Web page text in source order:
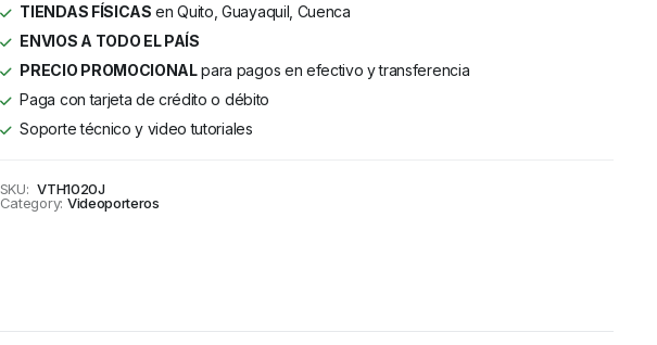
TIENDAS FÍSICAS en Quito, Guayaquil, Cuenca
ENVIOS A TODO EL PAÍS
PRECIO PROMOCIONALpara pagos en efectivo y transferencia
Paga con tarjeta de crédito o débito
Soporte técnico y video tutoriales
SKU: VTH1020J
Category: Videoporteros